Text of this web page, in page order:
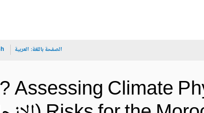
الصفحة باللغة: العربية
Assessing Climate